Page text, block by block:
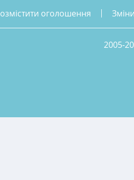
розмістити оголошення
2005-